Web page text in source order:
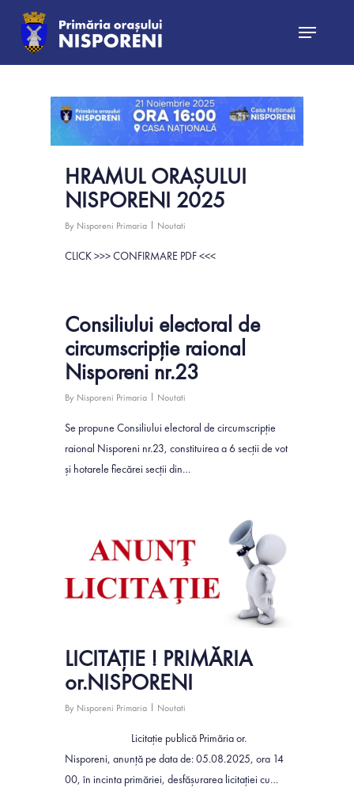
Hit enter to search or ESC to close
HRAMUL ORAȘULUI
NISPORENI 2025
By Nisporeni Primaria Noutati
CLICK >>> CONFIRMARE PDF <<<
Consiliului electoral de
circumscripţie raional
Nisporeni nr.23
By Nisporeni Primaria Noutati
Se propune Consiliului electoral de circumscripţie
raional Nisporeni nr.23, constituirea a 6 secţii de vot
şi hotarele fiecărei secţii din…
LICITAȚIE ! PRIMĂRIA
or.NISPORENI
By Nisporeni Primaria Noutati
Licitație publică Primăria or.
Nisporeni, anunță pe data de: 05.08.2025, ora 14
00, în incinta primăriei, desfășurarea licitației cu…